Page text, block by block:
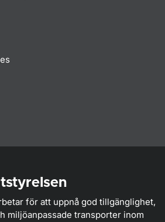
för att uppnå god tillgänglighet,
miljöanpassade transporter inom